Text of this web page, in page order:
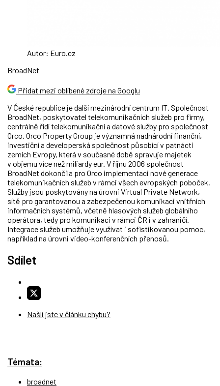
Autor: Euro.cz
BroadNet
Přidat mezi oblíbené zdroje na Googlu
V České republice je další mezinárodní centrum IT. Společnost
BroadNet, poskytovatel telekomunikačních služeb pro firmy,
centrálně řídí telekomunikační a datové služby pro společnost
Orco. Orco Property Group je významná nadnárodní finanční,
investiční a developerská společnost působící v patnácti
zemích Evropy, která v současné době spravuje majetek
v objemu více než miliardy eur. V říjnu 2006 společnost
BroadNet dokončila pro Orco implementaci nové generace
telekomunikačních služeb v rámci všech evropských poboček.
Služby jsou poskytovány na úrovni Virtual Private Network,
sítě pro garantovanou a zabezpečenou komunikaci vnitřních
informačních systémů, včetně hlasových služeb globálního
operátora, tedy pro komunikaci v rámci ČR i v zahraničí.
Integrace služeb umožňuje využívat i sofistikovanou pomoc,
například na úrovni video-konferenčních přenosů.
Sdílet
Našli jste v článku chybu?
Témata:
broadnet